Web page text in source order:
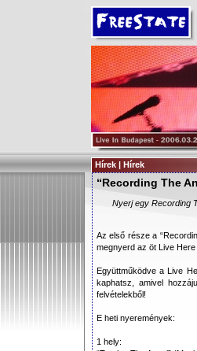
Hírek | Hírek
“Recording The
Nyerj egy Recording
Az első része a
megnyerd az öt Live
Együttműködve a Live
kaphatsz, amivel
felvételekből!
E heti nyeremények:
1 hely: